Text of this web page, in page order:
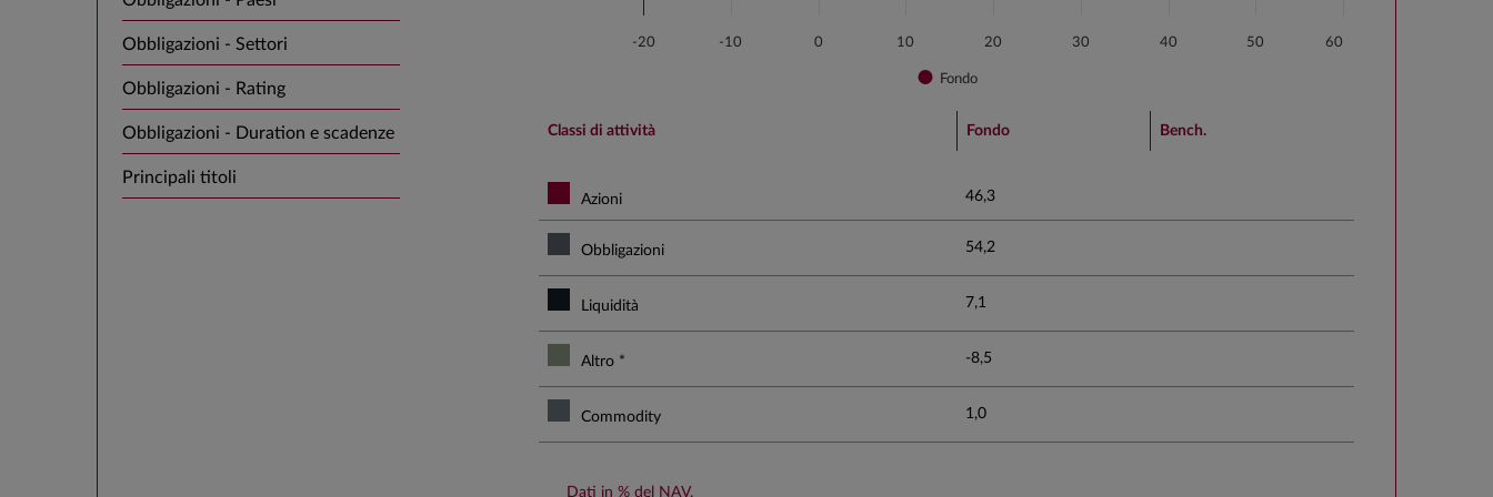
Obbligazioni - Settori
Obbligazioni - Rating
Obbligazioni - Duration e scadenze
Principali titoli
Fondo
-10 0 10 20 30 40 50 60
-20
End of interactive chart.
Classi di attività Fondo Bench.
Azioni 46,3
Obbligazioni 54,2
Liquidità 7,1
Altro * -8,5
Commodity 1,0
Dati in % del NAV.